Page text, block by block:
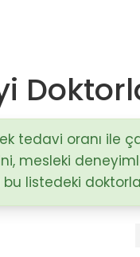
tedavi oranı ile
mesleki
bu listedeki